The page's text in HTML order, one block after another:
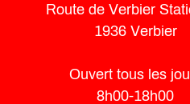
Route de Verbier
1936 Verbier
Ouvert tous les
8h00-18h00